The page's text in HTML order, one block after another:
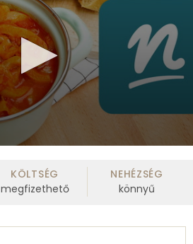
KÖLTSÉG
megfizethető
NEHÉZSÉG
könnyű